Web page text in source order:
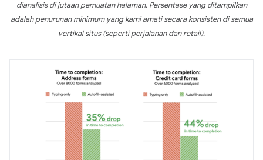
dianalisis di jutaan pemuatan halaman. Persentase yang ditampilkan
adalah penurunan minimum yang kami amati secara konsisten di semua
vertikal situs (seperti perjalanan dan retail).